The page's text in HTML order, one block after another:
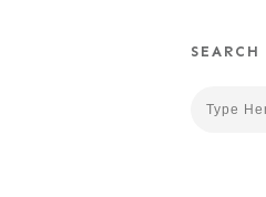
SEARCH